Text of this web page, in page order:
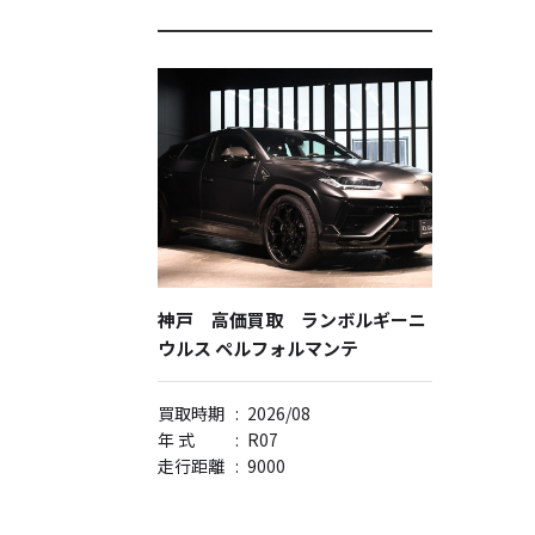
神戸 高価買取 ランボルギーニ
ウルス ペルフォルマンテ
買取時期 : 2026/08
年 式
: R07
走行距離 : 9000